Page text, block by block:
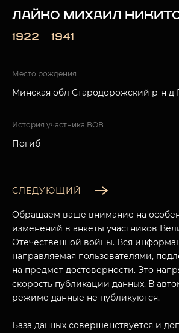
ЛАЙКО МИХАИЛ
1922 — 1941
Место рождения
Минская обл Стародорожский р-н д
История участника ВОВ
Погиб
СЛЕДУЮЩИЙ
Обращаем ваше внимание на
изменений в анкеты участников
Отечественной войны. Вся
направляемая пользователями,
на предмет достоверности. Это
скорость публикации данных. В
режиме данные не публикуются.
База данных совершенствуется и